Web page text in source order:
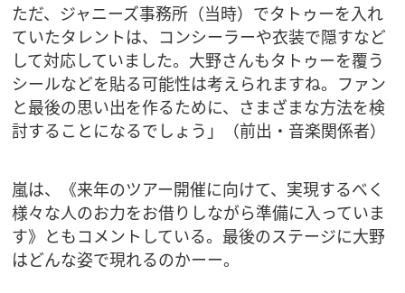
ただ、ジャニーズ事務所（当時）でタトゥーを入れ
ていたタレントは、コンシーラーや衣装で隠すなど
して対応していました。大野さんもタトゥーを覆う
シールなどを貼る可能性は考えられますね。ファン
と最後の思い出を作るために、さまざまな方法を検
討することになるでしょう」（前出・音楽関係者）
嵐は、《来年のツアー開催に向けて、実現するべく
様々な人のお力をお借りしながら準備に入っていま
す》ともコメントしている。最後のステージに大野
はどんな姿で現れるのかーー。